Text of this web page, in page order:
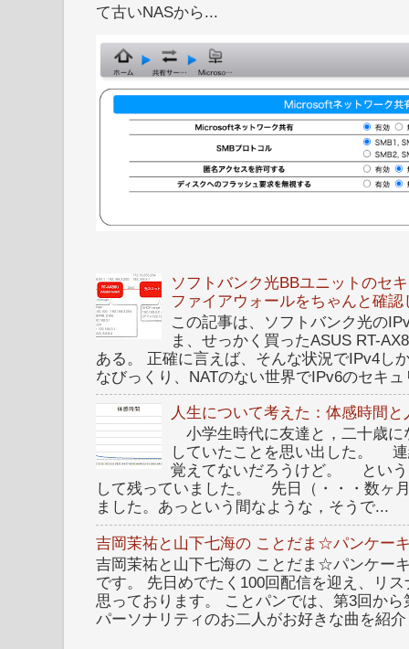
て古いNASから...
ソフトバンク光BBユニットのセ
ファイアウォールをちゃんと確認
この記事は、ソフトバンク光の
ま、せっかく買ったASUS RT-
ある。 正確に言えば、そんな状況でIPv4し
なびっくり、NATのない世界でIPv6のセキ
人生について考えた：体感時間
小学生時代に友達と，二十歳に
していたことを思い出した。
覚えてないだろうけど。 という
して残っていました。 先日（・・・数ヶ
ました。あっという間なような，そうで...
吉岡茉祐と山下七海の ことだま☆パンケー
吉岡茉祐と山下七海の ことだま☆パンケー
です。 先日めでたく100回配信を迎え、リ
思っております。 ことパンでは、第3回か
パーソナリティのお二人がお好きな曲を紹